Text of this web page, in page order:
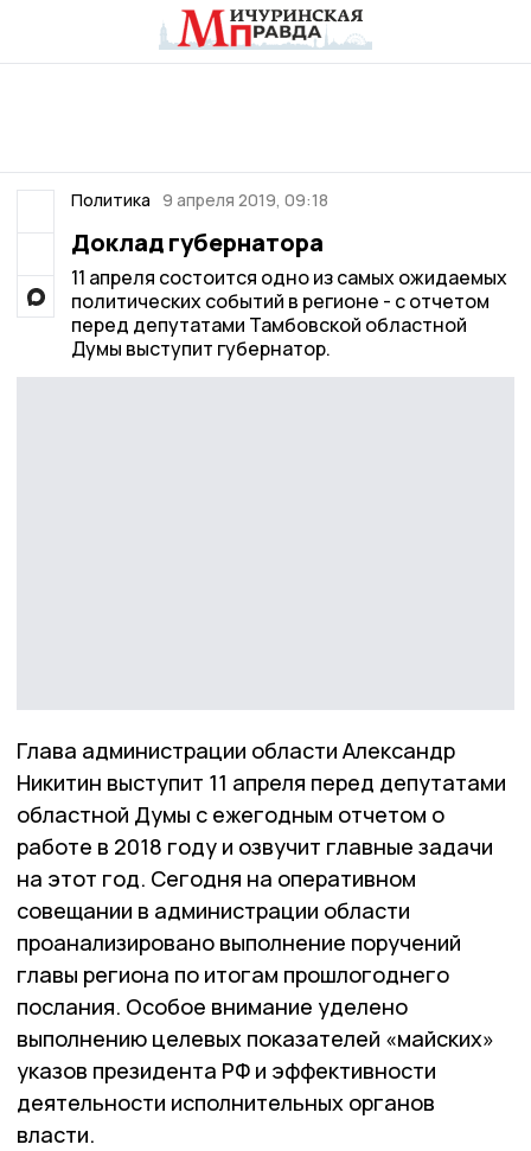
Политика 9 апреля 2019, 09:18
Доклад губернатора
11 апреля состоится одно из самых ожидаемых
политических событий в регионе - с отчетом
перед депутатами Тамбовской областной
Думы выступит губернатор.
Глава администрации области Александр
Никитин выступит 11 апреля перед депутатами
областной Думы с ежегодным отчетом о
работе в 2018 году и озвучит главные задачи
на этот год. Сегодня на оперативном
совещании в администрации области
проанализировано выполнение поручений
главы региона по итогам прошлогоднего
послания. Особое внимание уделено
выполнению целевых показателей «майских»
указов президента РФ и эффективности
деятельности исполнительных органов
власти.